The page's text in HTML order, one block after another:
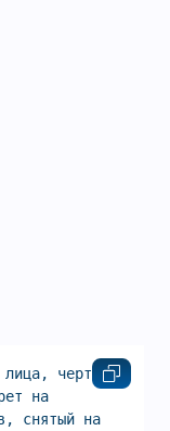
черты
на
снятый на